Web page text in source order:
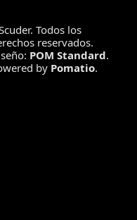
Todos los
reservados.
POM Standard.
by Pomatio.